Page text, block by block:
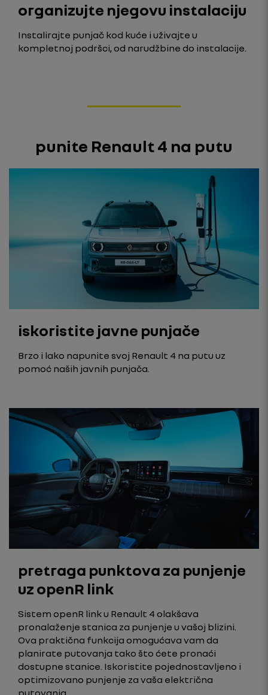
organizujte njegovu instalaciju
Instalirajte punjač kod kuće i uživajte u
kompletnoj podršci, od narudžbine do instalacije.
punite Renault 4 na putu
iskoristite javne punjače
Brzo i lako napunite svoj Renault 4 na putu uz
pomoć naših javnih punjača.
pretraga punktova za punjenje
uz openR link
Sistem openR link u Renault 4 olakšava
pronalaženje stanica za punjenje u vašoj blizini.
Ova praktična funkcija omogućava vam da
planirate putovanja tako što ćete pronaći
dostupne stanice. Iskoristite pojednostavljeno i
optimizovano punjenje za vaša električna
putovanja.